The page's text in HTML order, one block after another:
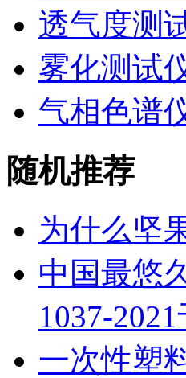
透气度测
雾化测试
气相色谱
随机推荐
为什么坚
中国最悠
1037-
一次性塑